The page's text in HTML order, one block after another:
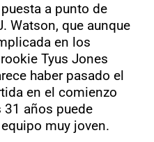
a punto de
Watson, que aunque
en los
Tyus Jones
haber pasado el
en el comienzo
31 años puede
muy joven.